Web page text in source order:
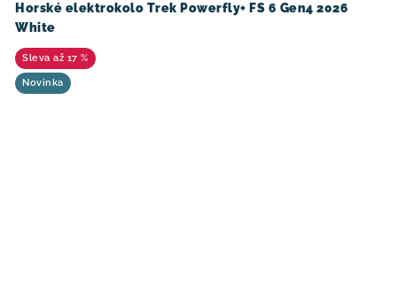
Horské elektrokolo Trek Powerfly+ FS 6 Gen4 2026
White
až 17 %
Novinka